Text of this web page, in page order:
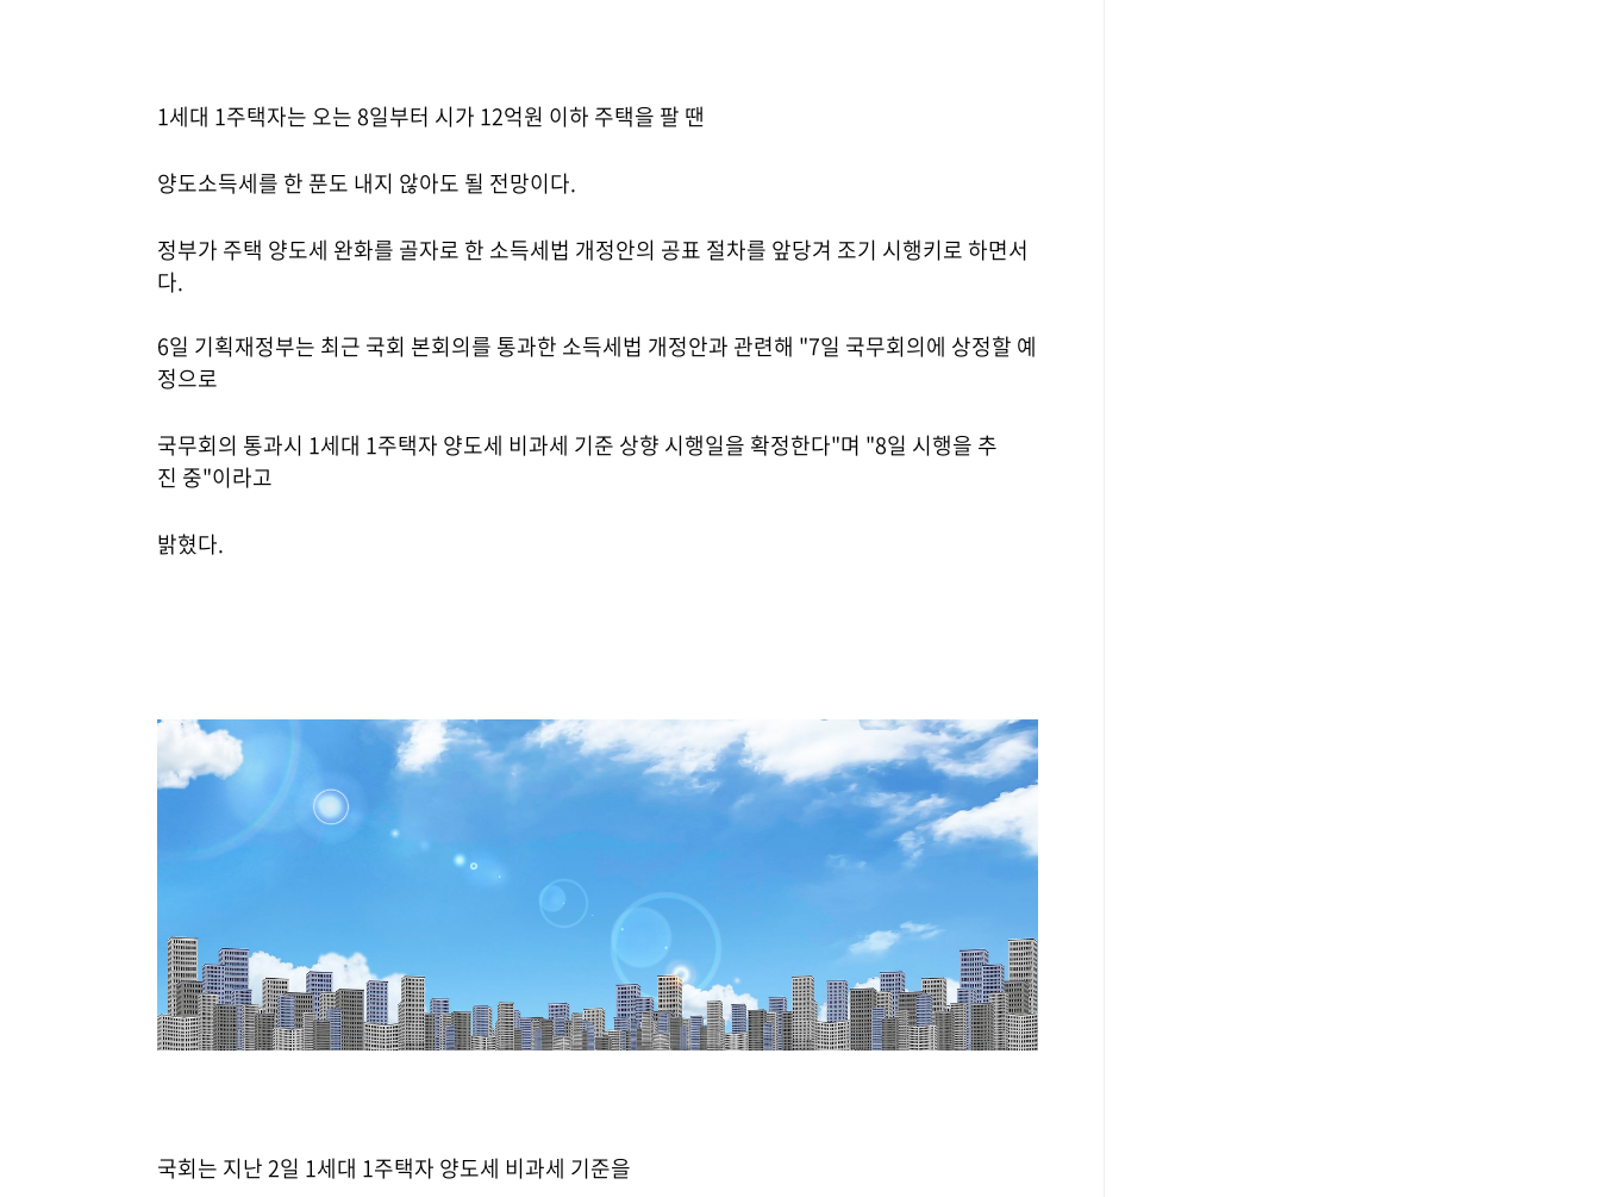
1세대 1주택자는 오는 8일부터 시가 12억원 이하 주택을 팔 땐
양도소득세를 한 푼도 내지 않아도 될 전망이다.
정부가 주택 양도세 완화를 골자로 한 소득세법 개정안의 공표 절차를 앞당겨 조기 시행키로 하면서
다.
6일 기획재정부는 최근 국회 본회의를 통과한 소득세법 개정안과 관련해 "7일 국무회의에 상정할 예
정으로
국무회의 통과시 1세대 1주택자 양도세 비과세 기준 상향 시행일을 확정한다"며 "8일 시행을 추
진 중"이라고
밝혔다.
국회는 지난 2일 1세대 1주택자 양도세 비과세 기준을